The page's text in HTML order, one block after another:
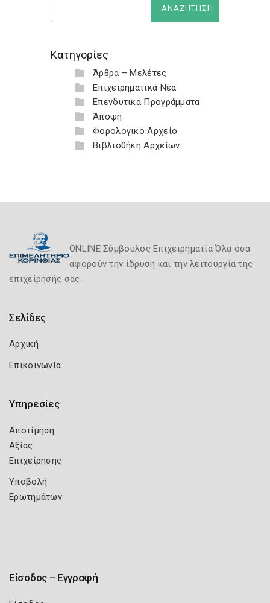
Κατηγορίες
Άρθρα – Μελέτες
Επιχειρηματικά Νέα
Επενδυτικά Προγράμματα
Άποψη
Φορολογικό Αρχείο
Βιβλιοθήκη Αρχείων
ONLINE Σύμβουλος Επιχειρηματία Όλα όσα
αφορούν την ίδρυση και την λειτουργία της
επιχείρησής σας.
Σελίδες
Αρχική
Επικοινωνία
Υπηρεσίες
Αποτίμηση
Αξίας
Επιχείρησης
Υποβολή
Ερωτημάτων
Είσοδος – Εγγραφή